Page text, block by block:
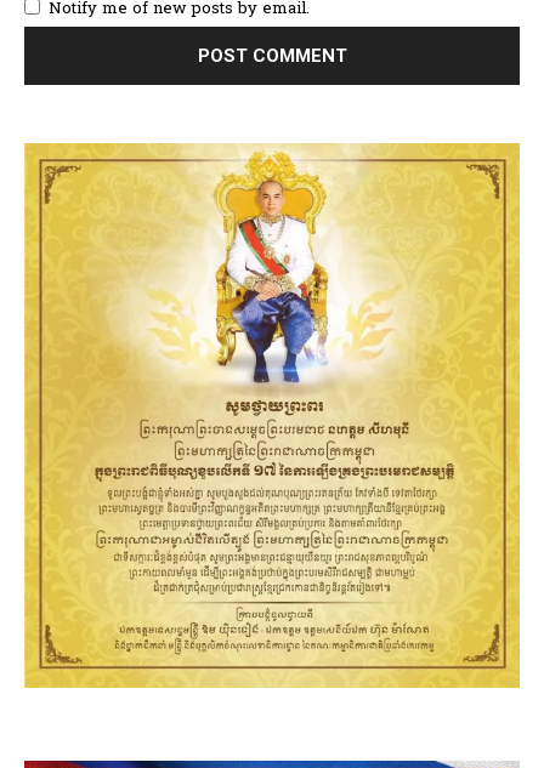
Notify me of new posts by email.